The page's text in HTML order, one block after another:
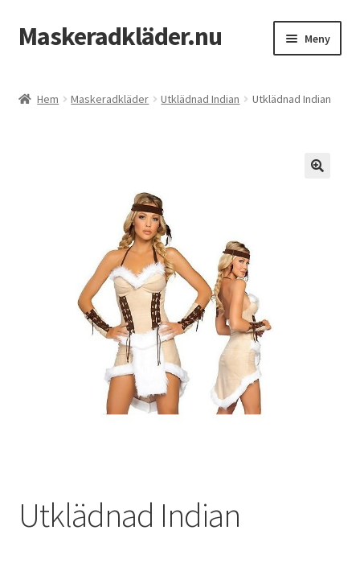
Hoppa
till
Hoppa
till
Maskeradkläder.nu Meny
Hem Maskeradkläder Utklädnad Indian Utklädnad Indian
Utklädnad Indian